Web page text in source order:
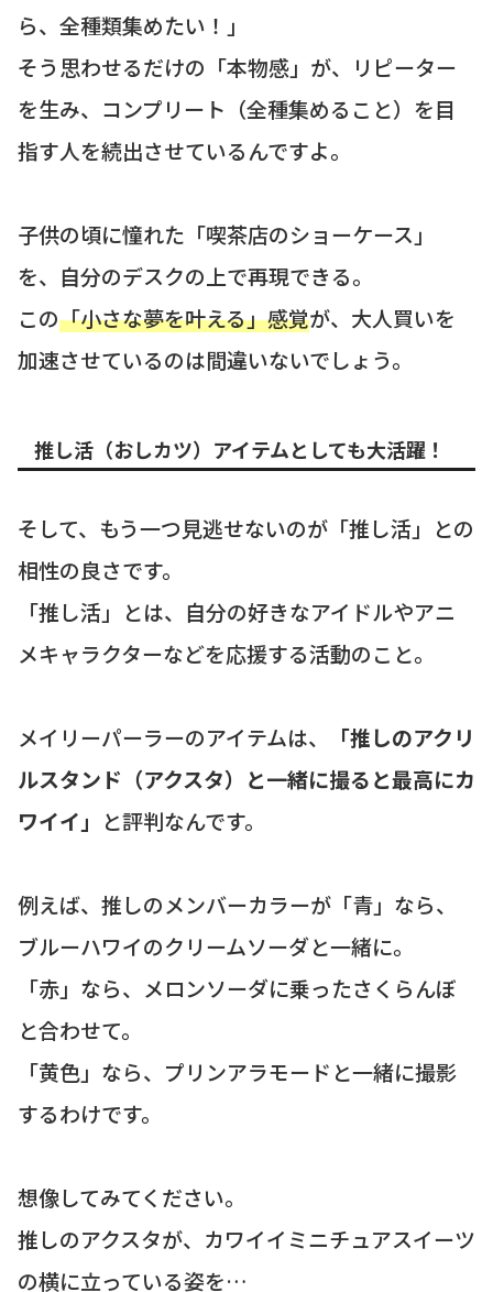
ら、全種類集めたい！」
そう思わせるだけの「本物感」が、リピーター
を生み、コンプリート（全種集めること）を目
指す人を続出させているんですよ。
子供の頃に憧れた「喫茶店のショーケース」
を、自分のデスクの上で再現できる。
この「小さな夢を叶える」感覚が、大人買いを
加速させているのは間違いないでしょう。
推し活（おしカツ）アイテムとしても大活躍！
そして、もう一つ見逃せないのが「推し活」との
相性の良さです。
「推し活」とは、自分の好きなアイドルやアニ
メキャラクターなどを応援する活動のこと。
メイリーパーラーのアイテムは、
「推しのアクリ
ルスタンド（アクスタ）と一緒に撮ると最高にカ
ワイイ」 と評判なんです。
例えば、推しのメンバーカラーが「青」なら、
ブルーハワイのクリームソーダと一緒に。
「赤」なら、メロンソーダに乗ったさくらんぼ
と合わせて。
「黄色」なら、プリンアラモードと一緒に撮影
するわけです。
想像してみてください。
推しのアクスタが、カワイイミニチュアスイーツ
の横に立っている姿を…